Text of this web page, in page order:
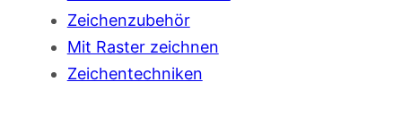
Zeichenzubehör
Mit Raster zeichnen
Zeichentechniken